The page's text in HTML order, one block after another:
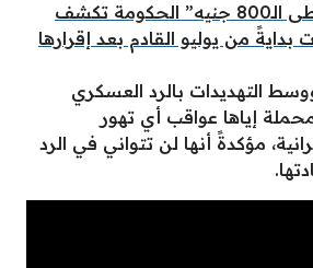
رسمياً “الزيادة تتخطى الـ800 جنيه” الحكومة تكشف
بدايةً من يوليو القادم بعد إقرارها
التهديدات بالرد العسكري
إياها عواقب أي تهور
مؤكدةً أنها لن تتواني في الرد